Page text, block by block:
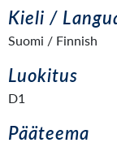
Kieli /
Suomi / Finnish
Luokitus
D1
Pääteema